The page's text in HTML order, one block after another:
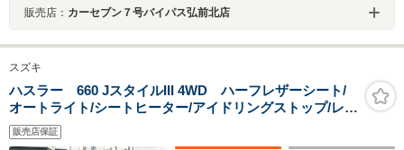
販売店： カーセブン７号バイパス弘前北店
スズキ
ハスラー 660 JスタイルIII 4WD ハーフレザーシート/
オートライト/シートヒーター/アイドリングストップ/レー
ンキープアシスト/電動格納ミラー/プッシュスタート/スマ
ートキー/ETC/ダウンヒルアシスト/ドアミラーヒーター
販売店保証